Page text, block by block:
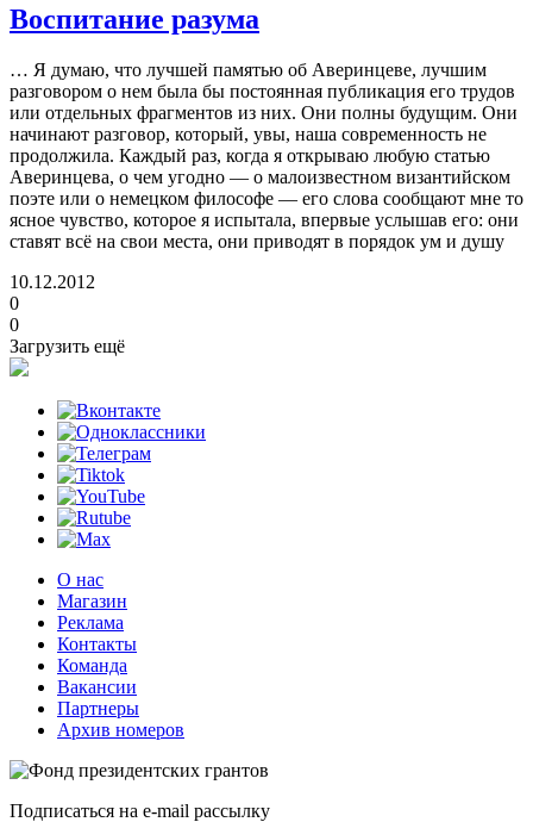
Воспитание разума
… Я думаю, что лучшей памятью об Аверинцеве, лучшим
разговором о нем была бы постоянная публикация его трудов
или отдельных фрагментов из них. Они полны будущим. Они
начинают разговор, который, увы, наша современность не
продолжила. Каждый раз, когда я открываю любую статью
Аверинцева, о чем угодно — о малоизвестном византийском
поэте или о немецком философе — его слова сообщают мне то
ясное чувство, которое я испытала, впервые услышав его: они
ставят всё на свои места, они приводят в порядок ум и душу
10.12.2012
0
0
Загрузить ещё
О нас
Магазин
Реклама
Контакты
Команда
Вакансии
Партнеры
Архив номеров
Подписаться на e-mail рассылку